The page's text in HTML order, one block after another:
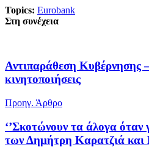
Topics: Eurobank
Στη συνέχεια
Αντιπαράθεση Κυβέρνησης
κινητοποιήσεις
Προηγ. Άρθρο
‘’Σκοτώνουν τα άλογα όταν
των Δημήτρη Καρατζιά